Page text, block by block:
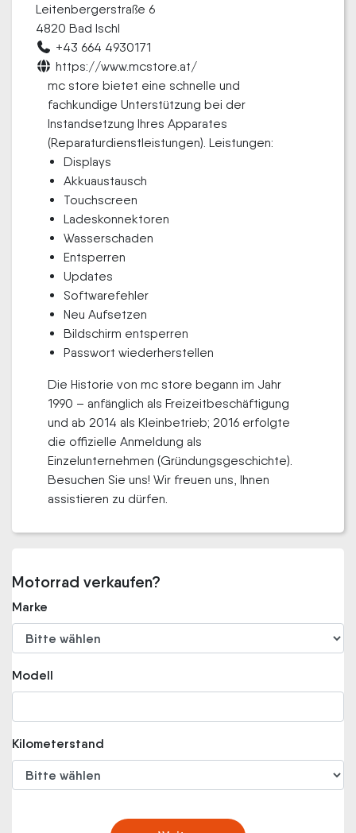
Leitenbergerstraße 6
4820 Bad Ischl
+43 664 4930171
https://www.mcstore.at/
mc store bietet eine schnelle und
fachkundige Unterstützung bei der
Instandsetzung Ihres Apparates
(Reparaturdienstleistungen). Leistungen:
Displays
Akkuaustausch
Touchscreen
Ladeskonnektoren
Wasserschaden
Entsperren
Updates
Softwarefehler
Neu Aufsetzen
Bildschirm entsperren
Passwort wiederherstellen
Die Historie von mc store begann im Jahr
1990 – anfänglich als Freizeitbeschäftigung
und ab 2014 als Kleinbetrieb; 2016 erfolgte
die offizielle Anmeldung als
Einzelunternehmen (Gründungsgeschichte).
Besuchen Sie uns! Wir freuen uns, Ihnen
assistieren zu dürfen.
Motorrad verkaufen?
Marke
Modell
Kilometerstand